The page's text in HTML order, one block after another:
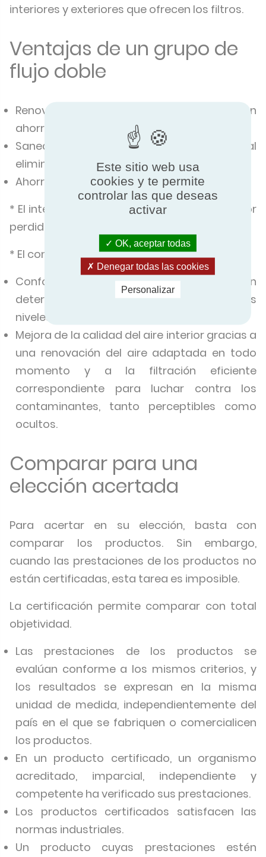
interiores y exteriores que ofrecen los filtros.
Ventajas de un grupo de
flujo doble
Renovación del aire de la habitación con
ahorro energético
Saneamiento de los espacios húmedos al
eliminar los problemas de hongos
Ahorro energético:
* El intercambiador permite recuperar el calor
perdido en el caso de la extracción simple
* El consumo eléctrico es reducido
Confort acústico, ya que los caudales vienen
determinados por las necesidades y los
niveles de ruido son bajos.
Mejora de la calidad del aire interior gracias a
una renovación del aire adaptada en todo
momento y a la filtración eficiente
correspondiente para luchar contra los
contaminantes, tanto perceptibles como
ocultos.
Comparar para una
elección acertada
Para acertar en su elección, basta con
comparar los productos. Sin embargo,
cuando las prestaciones de los productos no
están certificadas, esta tarea es imposible.
La certificación permite comparar con total
objetividad.
Las prestaciones de los productos se
evalúan conforme a los mismos criterios, y
los resultados se expresan en la misma
unidad de medida, independientemente del
país en el que se fabriquen o comercialicen
los productos.
En un producto certificado, un organismo
acreditado, imparcial, independiente y
competente ha verificado sus prestaciones.
Los productos certificados satisfacen las
normas industriales.
Un producto cuyas prestaciones estén
Este sitio web usa
cookies y te permite
controlar las que deseas
activar
OK, aceptar todas
Denegar todas las cookies
Personalizar